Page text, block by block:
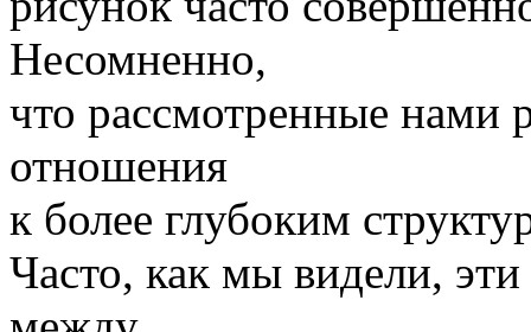
Несомненно,
что рассмотренные нами
отношения
к более глубоким
Часто, как мы видели,